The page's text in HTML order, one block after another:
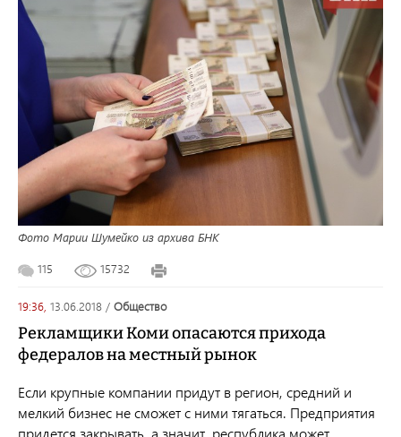
Фото Марии Шумейко из архива БНК
115 15732
19:36, 13.06.2018 / общество
Рекламщики Коми опасаются прихода
федералов на местный рынок
Если крупные компании придут в регион, средний и
мелкий бизнес не сможет с ними тягаться. Предприятия